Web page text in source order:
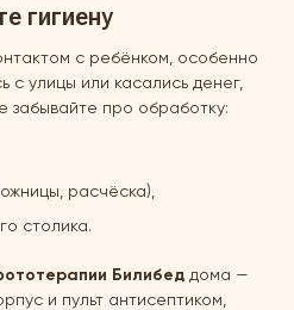
гигиену
с ребёнком, особенно
с улицы или касались денег,
забывайте про обработку:
расчёска),
столика.
Билибед дома —
и пульт антисептиком,